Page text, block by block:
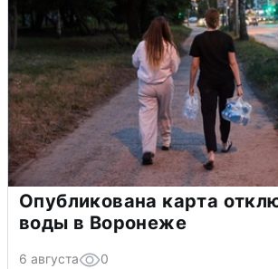
Опубликована карта
воды в Воронеже
6 августа 0